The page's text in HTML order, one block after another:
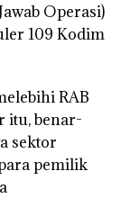
Operasi)
109 Kodim
RAB
itu, benar-
sektor
pemilik